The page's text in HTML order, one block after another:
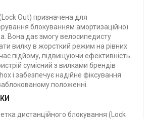
Out) призначена для
блокуванням амортизаційної
Вона дає змогу велосипедисту
вилку в жорсткий режим на рівних
підйому, підвищуючи ефективність
сумісний з вилками брендів
і забезпечує надійне фіксування
положенні.
дистанційного блокування (Lock